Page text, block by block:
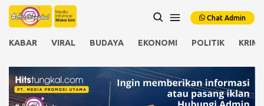
Chat Admin
KABAR VIRAL BUDAYA EKONOMI POLITIK